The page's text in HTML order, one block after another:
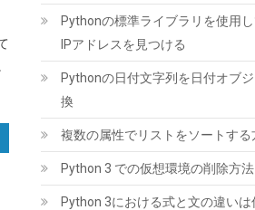
(54231359) GBP 5.78
04:03 GMT +09:00 時点 -
詳細はこちら
Pythonの標準ライブラリを使用
IPアドレスを見つける
Pythonの日付文字列を日付オブ
換
複数の属性でリストをソートする
Python 3 での仮想環境の削除方法
Python 3における式と文の違いは